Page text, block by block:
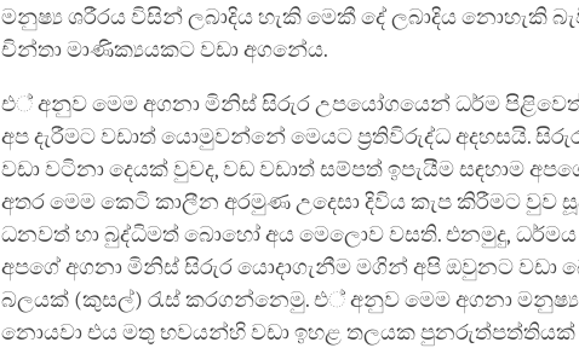
මනුෂ්‍ය ශරීරය විසින් ලබාදිය හැකි මෙකී දේ ලබාදිය නොහැකි
චින්තා මාණික්‍යයකට වඩා අගනේය.
එ් අනුව මෙම අගනා මිනිස් සිරුර උපයෝගයෙන් ධර්ම
අප දැරීමට වඩාත් යොමුවන්නේ මෙයට ප්‍රතිවිරුද්ධ අදහසයි.
වඩා වටිනා දෙයක් වුවද, වඩ වඩාත් සම්පත් ඉපැයීම සඳහාම
අතර මෙම කෙටි කාලීන අරමුණ උදෙසා දිවිය කැප කිරීමට වුව
ධනවත් හා බුද්ධිමත් බොහෝ අය මෙලොව වසති. එනමුදු,
අපගේ අගනා මිනිස් සිරුර යොදාගැනීම මගින් අපි ඔවුනට
බලයක් (කුසල්) රැස් කරගන්නෙමු. එ් අනුව මෙම අගනා
නොයවා එය මතු භවයන්හි වඩා ඉහළ තලයක පුනරුත්පත්තියක්